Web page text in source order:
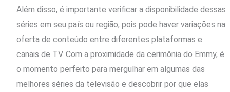
Além disso, é importante verificar a disponibilidade dessas
séries em seu país ou região, pois pode haver variações na
oferta de conteúdo entre diferentes plataformas e
canais de TV. Com a proximidade da cerimônia do Emmy, é
o momento perfeito para mergulhar em algumas das
melhores séries da televisão e descobrir por que elas